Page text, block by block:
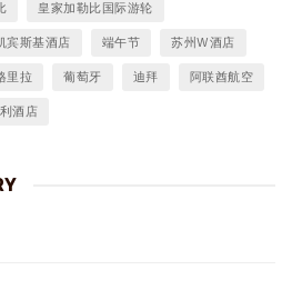
皇家加勒比国际游轮
宾斯基酒店 端午节 苏州W酒店
里拉 葡萄牙 迪拜 阿联酋航空
酒店